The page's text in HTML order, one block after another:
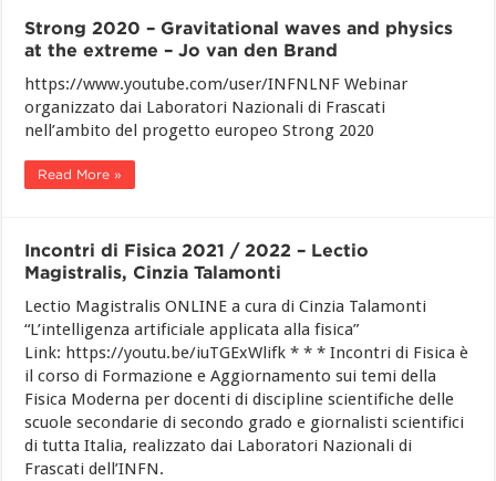
Strong 2020 – Gravitational waves and physics
at the extreme – Jo van den Brand
https://www.youtube.com/user/INFNLNF Webinar
organizzato dai Laboratori Nazionali di Frascati
nell’ambito del progetto europeo Strong 2020
Read More »
Incontri di Fisica 2021 / 2022 – Lectio
Magistralis, Cinzia Talamonti
Lectio Magistralis ONLINE a cura di Cinzia Talamonti
“L’intelligenza artificiale applicata alla fisica”
Link: https://youtu.be/iuTGExWlifk * * * Incontri di Fisica è
il corso di Formazione e Aggiornamento sui temi della
Fisica Moderna per docenti di discipline scientifiche delle
scuole secondarie di secondo grado e giornalisti scientifici
di tutta Italia, realizzato dai Laboratori Nazionali di
Frascati dell’INFN.